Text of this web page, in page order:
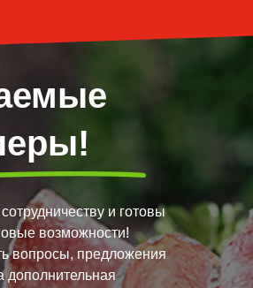
и готовы
возможности!
вопросы, предложения
дополнительная